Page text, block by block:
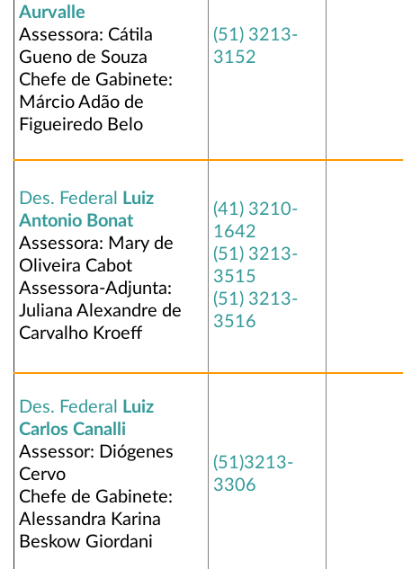
Aurvalle
Assessora: Cátila
Gueno de Souza
Chefe de Gabinete:
Márcio Adão de
Figueiredo Belo
(51) 3213-
3152
Des. Federal
Luiz
Antonio Bonat
Assessora: Mary de
Oliveira Cabot
Assessora-Adjunta:
Juliana Alexandre de
Carvalho Kroeff
(41) 3210-
1642
(51) 3213-
3515
(51) 3213-
3516
Des. Federal
Luiz
Carlos Canalli
Assessor: Diógenes
Cervo
Chefe de Gabinete:
Alessandra Karina
Beskow Giordani
(51)3213-
3306